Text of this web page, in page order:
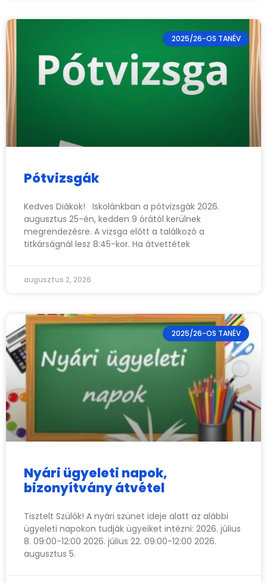
2025/26-OS TANÉV
Pótvizsgák
Kedves Diákok! Iskolánkban a pótvizsgák 2026.
augusztus 25-én, kedden 9 órától kerülnek
megrendezésre. A vizsga előtt a találkozó a
titkárságnál lesz 8:45-kor. Ha átvettétek
augusztus 2, 2026
2025/26-OS TANÉV
Nyári ügyeleti napok,
bizonyítvány átvétel
Tisztelt Szülők! A nyári szünet ideje alatt az alábbi
ügyeleti napokon tudják ügyeiket intézni: 2026. július
8. 09:00-12:00 2026. július 22. 09:00-12:00 2026.
augusztus 5.